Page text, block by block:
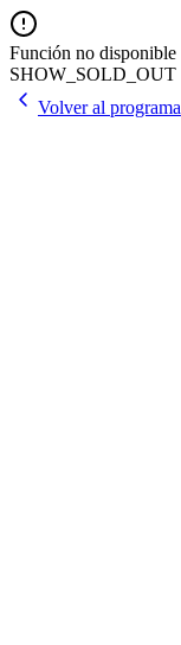
Función no disponible
SHOW_SOLD_OUT
Volver al programa